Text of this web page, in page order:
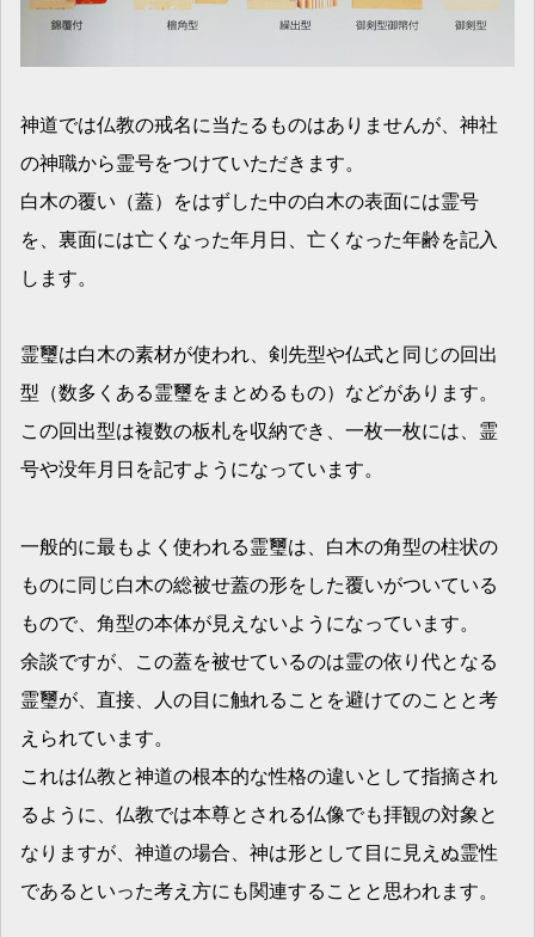
神道では仏教の戒名に当たるものはありませんが、神社
の神職から霊号をつけていただきます。
白木の覆い（蓋）をはずした中の白木の表面には霊号
を、裏面には亡くなった年月日、亡くなった年齢を記入
します。
霊璽は白木の素材が使われ、剣先型や仏式と同じの回出
型（数多くある霊璽をまとめるもの）などがあります。
この回出型は複数の板札を収納でき、一枚一枚には、霊
号や没年月日を記すようになっています。
一般的に最もよく使われる霊璽は、白木の角型の柱状の
ものに同じ白木の総被せ蓋の形をした覆いがついている
もので、角型の本体が見えないようになっています。
余談ですが、この蓋を被せているのは霊の依り代となる
霊璽が、直接、人の目に触れることを避けてのことと考
えられています。
これは仏教と神道の根本的な性格の違いとして指摘され
るように、仏教では本尊とされる仏像でも拝観の対象と
なりますが、神道の場合、神は形として目に見えぬ霊性
であるといった考え方にも関連することと思われます。